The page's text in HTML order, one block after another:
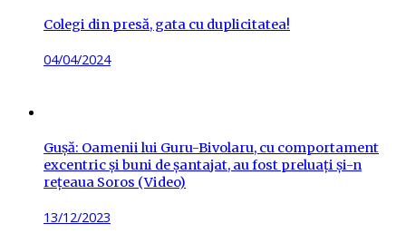
Colegi din presă, gata cu duplicitatea!
Posted
04/04/2024
Gușă: Oamenii lui Guru-Bivolaru, cu comportament
excentric și buni de șantajat, au fost preluați și-n
rețeaua Soros (Video)
Posted
13/12/2023